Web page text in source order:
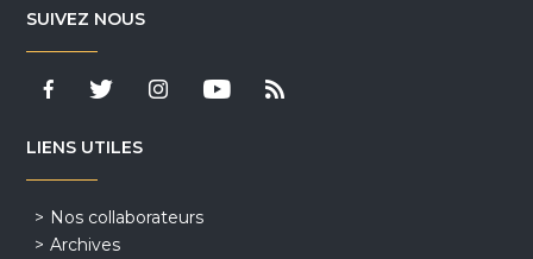
SUIVEZ NOUS
LIENS UTILES
Nos collaborateurs
Archives